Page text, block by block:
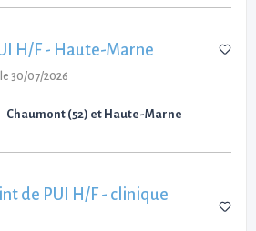
H/F - Haute-Marne
30/07/2026
Chaumont (52) et Haute-Marne
de PUI H/F - clinique